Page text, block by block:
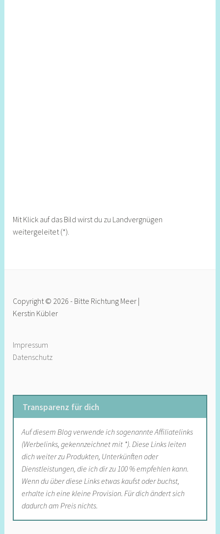
Mit Klick auf das Bild wirst du zu Landvergnügen
weitergeleitet (*).
Copyright © 2026 - Bitte Richtung Meer |
Kerstin Kübler
Impressum
Datenschutz
Transparenz für dich
Auf diesem Blog verwende ich sogenannte Affiliatelinks
(Werbelinks, gekennzeichnet mit *). Diese Links leiten
dich weiter zu Produkten, Unterkünften oder
Dienstleistungen, die ich dir zu 100 % empfehlen kann.
Wenn du über diese Links etwas kaufst oder buchst,
erhalte ich eine kleine Provision. Für dich ändert sich
dadurch am Preis nichts.